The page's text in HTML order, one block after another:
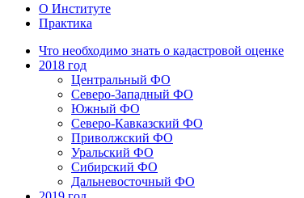
О Институте
Практика
Что необходимо знать о кадастровой оценке
2018 год
Центральный ФО
Северо-Западный ФО
Южный ФО
Северо-Кавказский ФО
Приволжский ФО
Уральский ФО
Сибирский ФО
Дальневосточный ФО